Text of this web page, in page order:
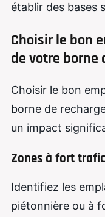
établir des bases
Choisir le bon
de votre borne
Choisir le bon
borne de
un impact
Zones à fort trafic
Identifiez les
piétonnière ou à